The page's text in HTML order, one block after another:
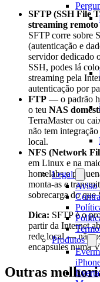
Legal
Aviso
Produtos
SFTP (SSH File
streaming
SFTP corre sobre
(autenticação e
servidor dedicado
SSH, podes lá
streaming pela
autenticação por
FTP — o padrão
o teu NAS
TerraMaster ou
não tem
local.
NFS (Network
em Linux e na
homelabs e
monta-as e
sobrecarga do
Dica: SFTP é o
partir da Internet
rede local — não
encapsules numa
Outras